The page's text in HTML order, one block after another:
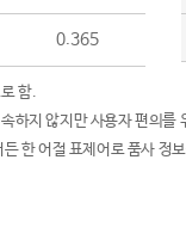
0.365
함.
하지 않지만 사용자 편의
든 한 어절 표제어로 품사 정